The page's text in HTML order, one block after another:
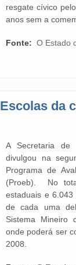
resgate cívico
anos sem a
Fonte: O Estado
Escolas da
A Secretaria de
divulgou na
Programa de
(Proeb). No
estaduais e
de cada uma
Sistema Mineiro
onde poderá ser
2008.